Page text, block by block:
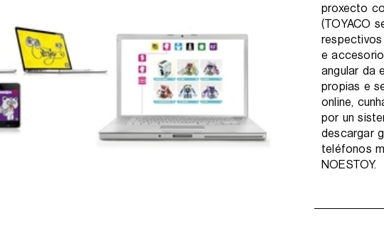
proxecto
(TOYACO
e
angular da
propias e
online,
por un
descargar
teléfonos
NOESTOY.